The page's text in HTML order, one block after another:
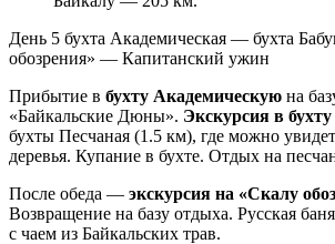
День 5 бухта Академическая — бухта
обозрения» — Капитанский ужин
Прибытие в бухту Академическую на
«Байкальские Дюны». Экскурсия в
бухты Песчаная (1.5 км), где можно
деревья. Купание в бухте. Отдых на
После обеда — экскурсия на «Скалу
Возвращение на базу отдыха. Русская
с чаем из Байкальских трав.